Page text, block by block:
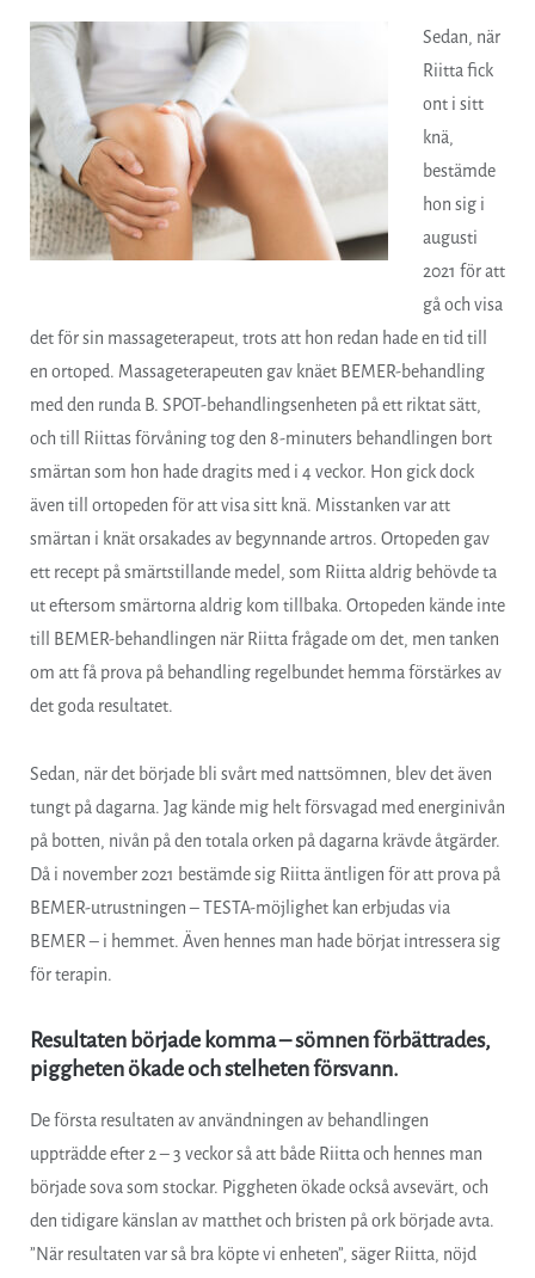
Sedan, när
Riitta fick
ont i sitt
knä,
bestämde
hon sig i
augusti
2021 för att
gå och visa
det för sin massageterapeut, trots att hon redan hade en tid till
en ortoped. Massageterapeuten gav knäet BEMER-behandling
med den runda B. SPOT-behandlingsenheten på ett riktat sätt,
och till Riittas förvåning tog den 8-minuters behandlingen bort
smärtan som hon hade dragits med i 4 veckor. Hon gick dock
även till ortopeden för att visa sitt knä. Misstanken var att
smärtan i knät orsakades av begynnande artros. Ortopeden gav
ett recept på smärtstillande medel, som Riitta aldrig behövde ta
ut eftersom smärtorna aldrig kom tillbaka. Ortopeden kände inte
till BEMER-behandlingen när Riitta frågade om det, men tanken
om att få prova på behandling regelbundet hemma förstärkes av
det goda resultatet.
Sedan, när det började bli svårt med nattsömnen, blev det även
tungt på dagarna. Jag kände mig helt försvagad med energinivån
på botten, nivån på den totala orken på dagarna krävde åtgärder.
Då i november 2021 bestämde sig Riitta äntligen för att prova på
BEMER-utrustningen – TESTA-möjlighet kan erbjudas via
BEMER – i hemmet. Även hennes man hade börjat intressera sig
för terapin.
Resultaten började komma – sömnen förbättrades,
piggheten ökade och stelheten försvann.
De första resultaten av användningen av behandlingen
uppträdde efter 2 – 3 veckor så att både Riitta och hennes man
började sova som stockar. Piggheten ökade också avsevärt, och
den tidigare känslan av matthet och bristen på ork började avta.
”När resultaten var så bra köpte vi enheten”, säger Riitta, nöjd